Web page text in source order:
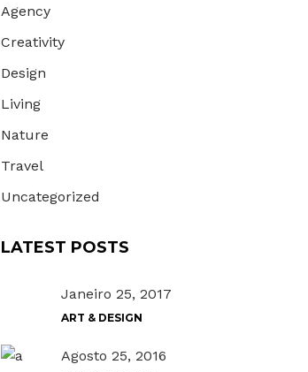
Agency
Creativity
Design
Living
Nature
Travel
Uncategorized
LATEST POSTS
Janeiro 25, 2017
ART & DESIGN
Agosto 25, 2016